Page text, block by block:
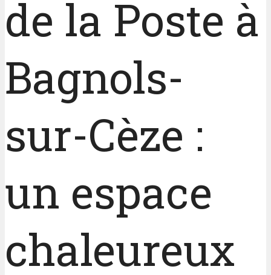
de la Poste à
Bagnols-
sur-Cèze :
un espace
chaleureux